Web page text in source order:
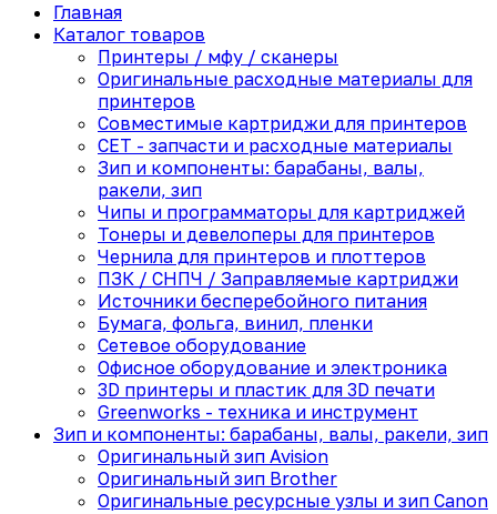
Главная
Каталог товаров
Принтеры / мфу / сканеры
Оригинальные расходные материалы для
принтеров
Совместимые картриджи для принтеров
CET - запчасти и расходные материалы
Зип и компоненты: барабаны, валы,
ракели, зип
Чипы и программаторы для картриджей
Тонеры и девелоперы для принтеров
Чернила для принтеров и плоттеров
ПЗК / СНПЧ / Заправляемые картриджи
Источники бесперебойного питания
Бумага, фольга, винил, пленки
Сетевое оборудование
Офисное оборудование и электроника
3D принтеры и пластик для 3D печати
Greenworks - техника и инструмент
Зип и компоненты: барабаны, валы, ракели, зип
Оригинальный зип Avision
Оригинальный зип Brother
Оригинальные ресурсные узлы и зип Canon